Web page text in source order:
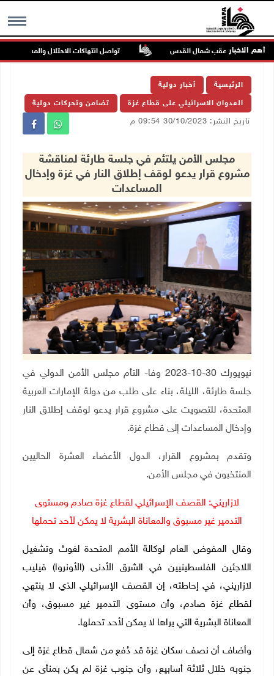
MENU أهم الاخبار تواصل انتهاكات الاحتلال والمستعمرين:
الرئيسية أخبار دولية
العدوان الاسرائيلي على قطاع غزة تضامن وتحركات دولية
تاريخ النشر: 30/10/2023 09:54 م
مجلس الأمن يلتئم في جلسة طارئة لمناقشة
مشروع قرار يدعو لوقف إطلاق النار في غزة وإدخال
المساعدات
نيويورك 30-10-2023 وفا- التأم مجلس الأمن الدولي في
جلسة طارئة، الليلة، بناء على طلب من دولة الإمارات العربية
المتحدة، للتصويت على مشروع قرار يدعو لوقف إطلاق النار
وإدخال المساعدات إلى قطاع غزة.
وتقدم بمشروع القرار، الدول الأعضاء العشرة الحاليين
المنتخبون في مجلس الأمن.
لازاريني: القصف الإسرائيلي لقطاع غزة صادم ومستوى
التدمير غير مسبوق والمعاناة البشرية لا يمكن لأحد تحملها
وقال المفوض العام لوكالة الأمم المتحدة لغوث وتشغيل
اللاجئين الفلسطينيين في الشرق الأدنى (الأونروا) فيليب
لازاريني، في إحاطته، إن القصف الإسرائيلي الذي لا ينتهي
لقطاع غزة صادم، وأن مستوى التدمير غير مسبوق، وأن
المعاناة البشرية التي يراها لا يمكن لأحد تحملها.
وأضاف أن نصف سكان غزة قد دُفع من شمال قطاع غزة إلى
جنوبه خلال ثلاثة أسابيع، وأن جنوب غزة لم يكن بمنأى عن